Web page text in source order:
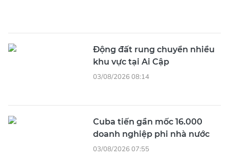
Động đất rung chuyển nhiều
khu vực tại Ai Cập
03/08/2026 08:14
Cuba tiến gần mốc 16.000
doanh nghiệp phi nhà nước
03/08/2026 07:55